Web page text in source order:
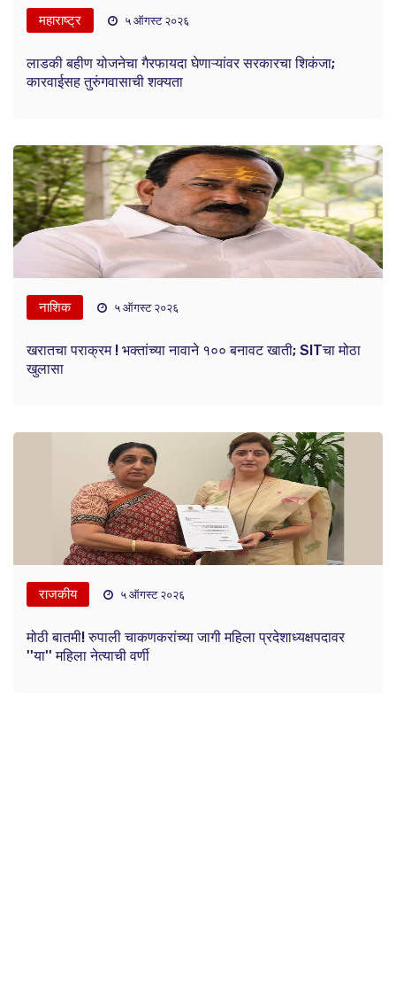
महाराष्ट्र ५ ऑगस्ट २०२६
लाडकी बहीण योजनेचा गैरफायदा घेणाऱ्यांवर सरकारचा शिकंजा;
कारवाईसह तुरुंगवासाची शक्यता
नाशिक ५ ऑगस्ट २०२६
खरातचा पराक्रम ! भक्तांच्या नावाने १०० बनावट खाती; SITचा मोठा
खुलासा
राजकीय ५ ऑगस्ट २०२६
मोठी बातमी! रुपाली चाकणकरांच्या जागी महिला प्रदेशाध्यक्षपदावर
''या'' महिला नेत्याची वर्णी